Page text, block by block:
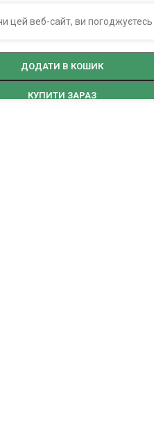
веб-сайт, ви погоджуєтесь
ДОДАТИ В КОШИК
КУПИТИ ЗАРАЗ